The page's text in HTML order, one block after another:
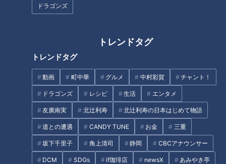
ドラゴンズ
トレンドタグ
トレンドタグ
動画 町中華 グルメ 中村彩賀 チャント！
ドラゴンズ レシピ 生活 エンタメ
友廣南実 北辻利寿 北辻利寿の日本はじめて物語
道との遭遇 CANDY TUNE お金 三重
坂下千里子 角上清司 静岡 CBCアナウンサー
DCM SDGs if珈琲店 newsX あみやき亭
春日井市の喫茶店に寄り道！
CBC友廣アナが“岐阜のグランド
らーめん「熱田味噌拉麺 ぶり
ゆ」
名古屋のドラァグクイーンが空
中ブランコに挑戦！！
キャベツ山盛り味噌かつ＆巨大
エビ天タワー！ 東海地方のや
りすぎ！インパクトめしを徹底
紹介
タグ